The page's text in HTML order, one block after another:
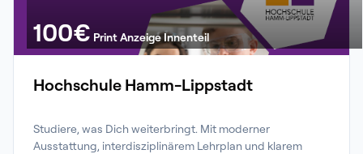
100€ Print Anzeige Innenteil
Hochschule Hamm-Lippstadt
Studiere, was Dich weiterbringt. Mit moderner
Ausstattung, interdisziplinärem Lehrplan und klarem